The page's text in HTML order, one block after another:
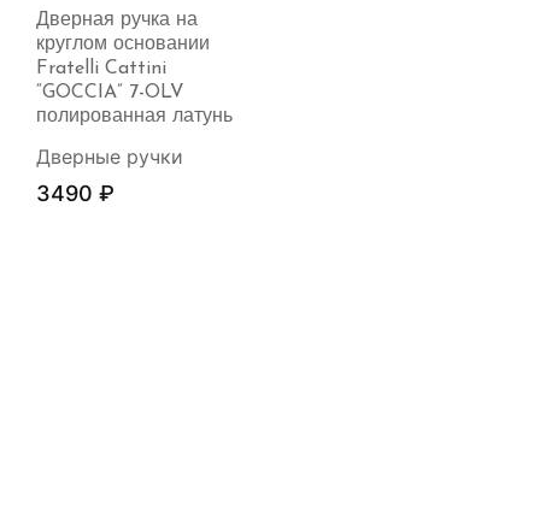
Дверная ручка на
круглом основании
Fratelli Cattini
“GOCCIA” 7-OLV
полированная латунь
Дверные ручки
3490 ₽